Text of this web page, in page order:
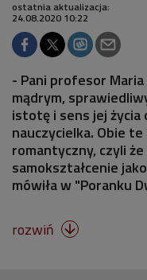
ostatnia aktualizacja:
24.08.2020 10:22
- Pani profesor Maria
mądrym,
istotę i sens jej życia
nauczycielka. Obie
romantyczny, czyli
samokształcenie
mówiła w "Poranku
rozwiń 